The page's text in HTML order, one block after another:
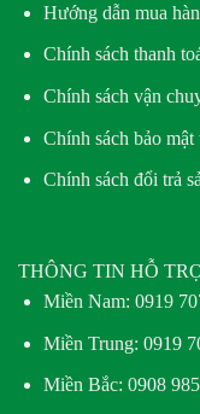
Hướng dẫn mua
Chính sách thanh
Chính sách vận
Chính sách bảo mật
Chính sách đổi trả
THÔNG TIN HỖ
Miền Nam: 0919
Miền Trung: 0919
Miền Bắc: 0908